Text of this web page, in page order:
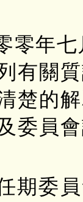
零年
有關
楚的
委員
期委